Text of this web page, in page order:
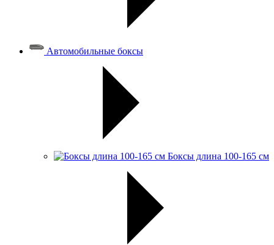
Автомобильные боксы
Боксы длина 100-165 см